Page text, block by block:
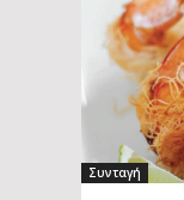
Συνταγή